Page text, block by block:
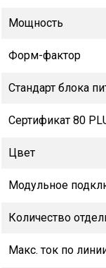
Мощность
Форм-фактор
Стандарт блока
Сертификат 80
Цвет
Модульное
Количество
Макс. ток по